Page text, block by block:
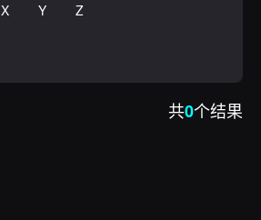
X Y
Z
共0个结果